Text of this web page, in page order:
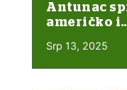
Antunac
američko
Srp 13, 2025